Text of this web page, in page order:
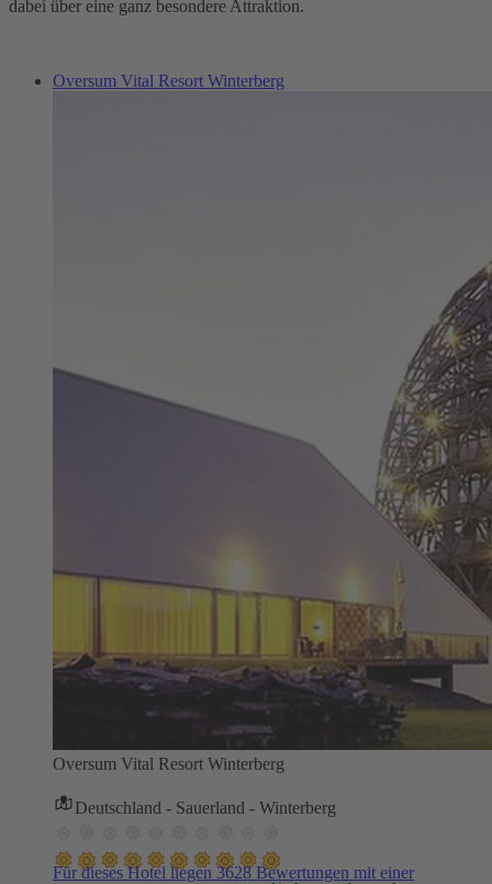
dabei über eine ganz besondere Attraktion.
Oversum Vital Resort Winterberg
Oversum Vital Resort Winterberg
Deutschland - Sauerland - Winterberg
Für dieses Hotel liegen 3628 Bewertungen mit einer